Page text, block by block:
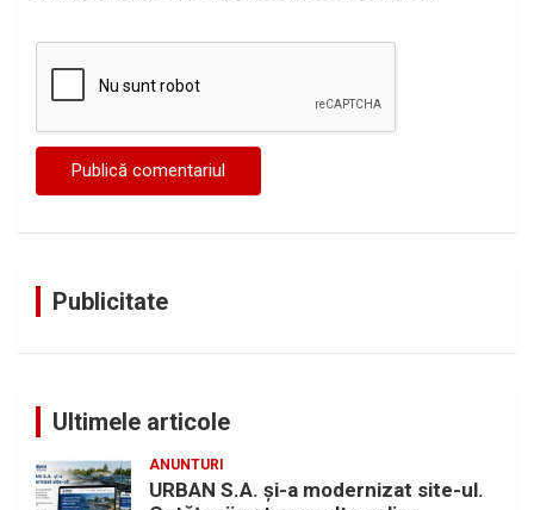
Publicitate
Ultimele articole
ANUNTURI
URBAN S.A. și-a modernizat site-ul.